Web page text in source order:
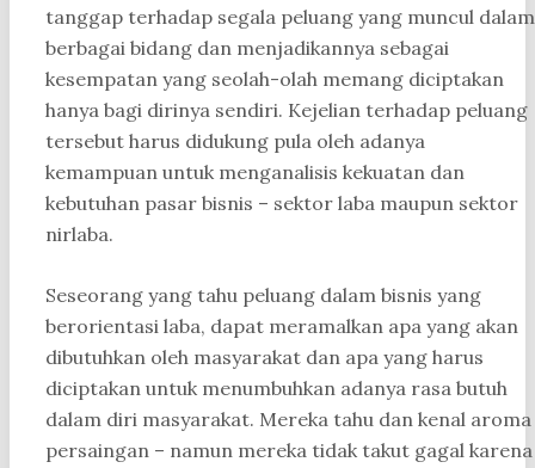
tanggap terhadap segala peluang yang muncul dalam
berbagai bidang dan menjadikannya sebagai
kesempatan yang seolah-olah memang diciptakan
hanya bagi dirinya sendiri. Kejelian terhadap peluang
tersebut harus didukung pula oleh adanya
kemampuan untuk menganalisis kekuatan dan
kebutuhan pasar bisnis – sektor laba maupun sektor
nirlaba.
Seseorang yang tahu peluang dalam bisnis yang
berorientasi laba, dapat meramalkan apa yang akan
dibutuhkan oleh masyarakat dan apa yang harus
diciptakan untuk menumbuhkan adanya rasa butuh
dalam diri masyarakat. Mereka tahu dan kenal aroma
persaingan – namun mereka tidak takut gagal karena